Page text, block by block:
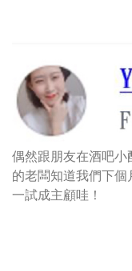
偶然跟朋友在酒吧
的老闆知道我們下
一試成主顧哇！